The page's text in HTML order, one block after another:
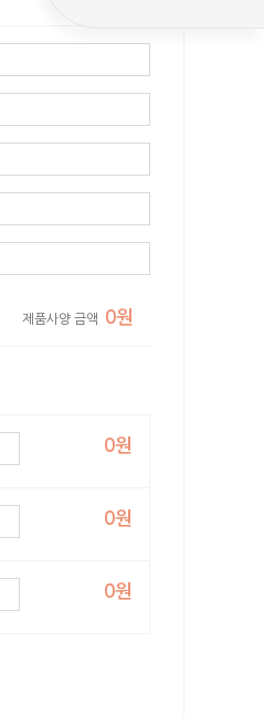
제품사양 금액 0원
0원
0원
0원